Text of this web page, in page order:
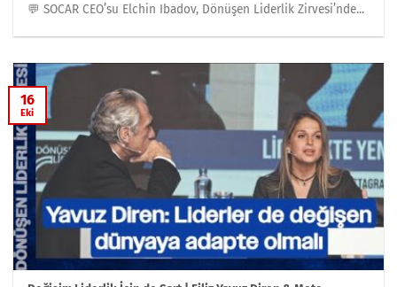
💬 SOCAR CEO’su Elchin Ibadov, Dönüşen Liderlik Zirvesi’nde...
16
Eki